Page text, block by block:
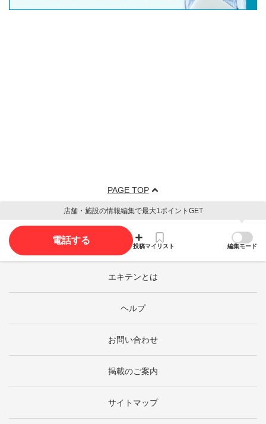
PAGE TOP
店舗・施設の情報編集で最大1ポイントGET
電話する
投稿マイリスト 編集モード
エキテンとは
ヘルプ
お問い合わせ
掲載のご案内
サイトマップ